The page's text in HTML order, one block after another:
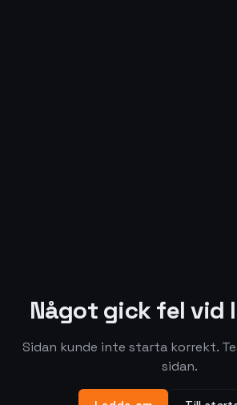
Något gick fel vid
Sidan kunde inte starta korrekt.
sidan.